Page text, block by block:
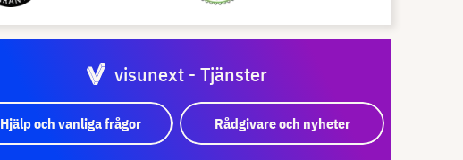
visunext - Tjänster
Hjälp och vanliga frågor Rådgivare och nyheter